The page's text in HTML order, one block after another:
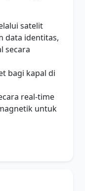
satelit
data identitas,
secara
bagi kapal di
real-time
untuk